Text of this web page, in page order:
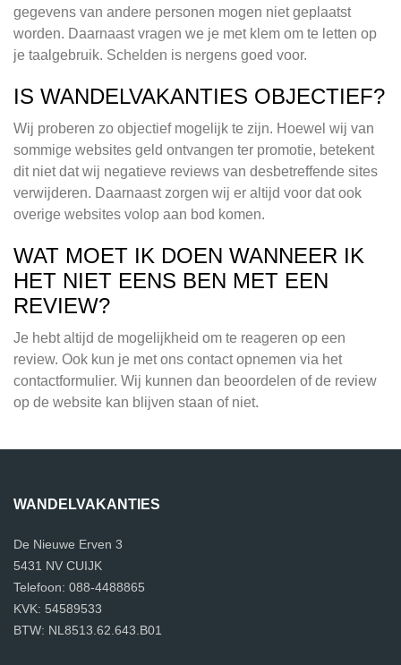
gegevens van andere personen mogen niet geplaatst
worden. Daarnaast vragen we je met klem om te letten op
je taalgebruik. Schelden is nergens goed voor.
IS WANDELVAKANTIES OBJECTIEF?
Wij proberen zo objectief mogelijk te zijn. Hoewel wij van
sommige websites geld ontvangen ter promotie, betekent
dit niet dat wij negatieve reviews van desbetreffende sites
verwijderen. Daarnaast zorgen wij er altijd voor dat ook
overige websites volop aan bod komen.
WAT MOET IK DOEN WANNEER IK
HET NIET EENS BEN MET EEN
REVIEW?
Je hebt altijd de mogelijkheid om te reageren op een
review. Ook kun je met ons contact opnemen via het
contactformulier. Wij kunnen dan beoordelen of de review
op de website kan blijven staan of niet.
WANDELVAKANTIES
De Nieuwe Erven 3
5431 NV CUIJK
Telefoon: 088-4488865
KVK: 54589533
BTW: NL8513.62.643.B01